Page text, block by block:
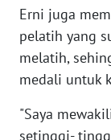
Erni juga
pelatih yang
melatih,
medali untuk
"Saya
setinggi-
WN
BARAT
RIAU